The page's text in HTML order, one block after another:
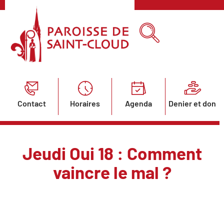
Contact Horaires Agenda Denier et don
Jeudi Oui 18 : Comment
vaincre le mal ?